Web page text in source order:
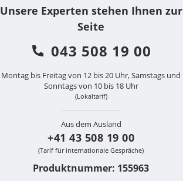
Unsere Experten stehen Ihnen zur
Seite
043 508 19 00
Montag bis Freitag von 12 bis 20 Uhr, Samstags und
Sonntags von 10 bis 18 Uhr
(Lokaltarif)
Aus dem Ausland
+41 43 508 19 00
(Tarif für internationale Gespräche)
Produktnummer: 155963